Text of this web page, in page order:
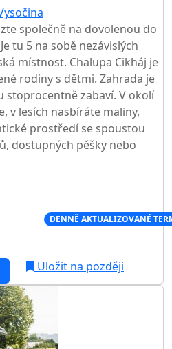
společně na dovolenou do
tu 5 na sobě nezávislých
místnost. Chalupa Cikháj je
rodiny s dětmi. Zahrada je
stoprocentně zabaví. V okolí
v lesích nasbíráte maliny,
prostředí se spoustou
dostupných pěšky nebo
DENNĚ AKTUALIZOVANÉ
Uložit na později